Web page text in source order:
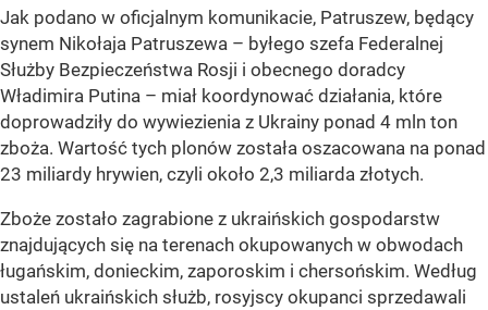
Jak podano w oficjalnym komunikacie, Patruszew, będący
synem Nikołaja Patruszewa – byłego szefa Federalnej
Służby Bezpieczeństwa Rosji i obecnego doradcy
Władimira Putina – miał koordynować działania, które
doprowadziły do wywiezienia z Ukrainy ponad 4 mln ton
zboża. Wartość tych plonów została oszacowana na ponad
23 miliardy hrywien, czyli około 2,3 miliarda złotych.
Zboże zostało zagrabione z ukraińskich gospodarstw
znajdujących się na terenach okupowanych w obwodach
ługańskim, donieckim, zaporoskim i chersońskim. Według
ustaleń ukraińskich służb, rosyjscy okupanci sprzedawali